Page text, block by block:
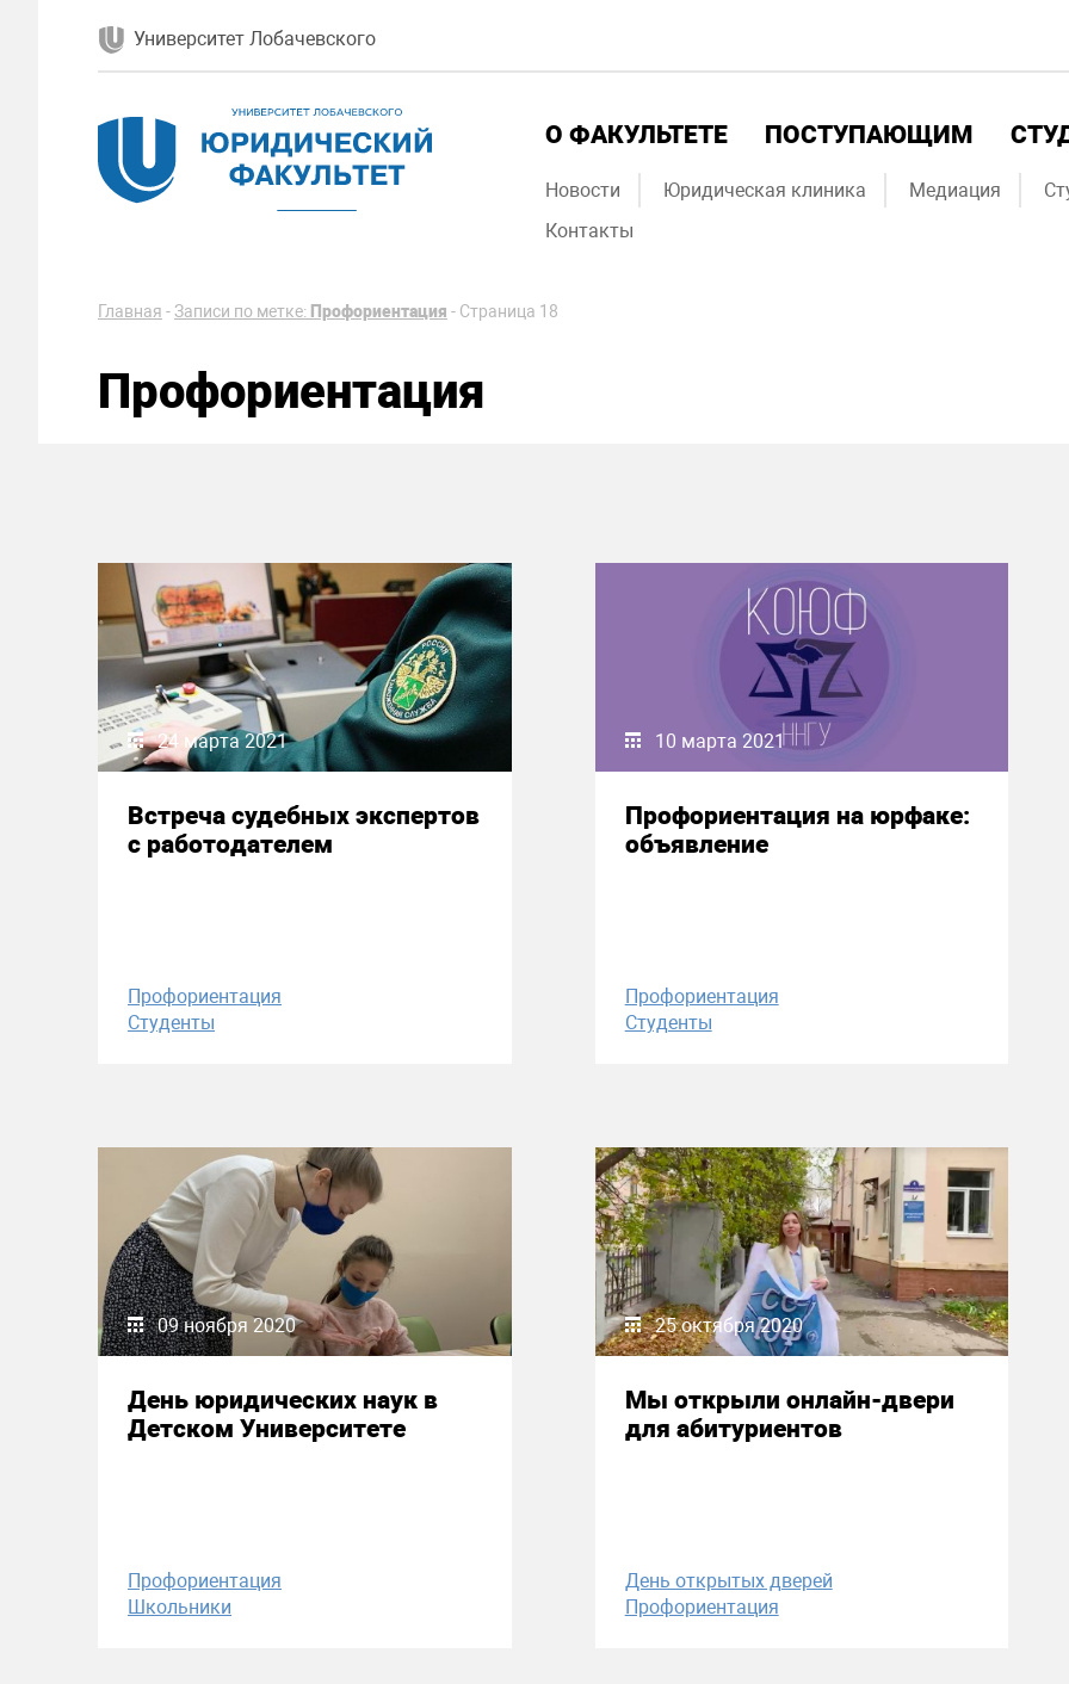
Университет Лобачевского
О ФАКУЛЬТЕТЕ ПОСТУПАЮЩИМ
Новости Юридическая клиника Медиация
Контакты
Главная -Записи по метке: Профориентация - Страница 18
Профориентация
24 марта 2021
Встреча судебных экспертов
с работодателем
Профориентация
Студенты
10 марта 2021
Профориентация на юрфаке:
объявление
Профориентация
Студенты
09 ноября 2020
День юридических наук в
Детском Университете
Профориентация
Школьники
25 октября 2020
Мы открыли онлайн-двери
для абитуриентов
День открытых дверей
Профориентация